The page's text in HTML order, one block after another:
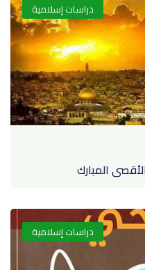
دراسات إسلامية
المبارك
دراسات إسلامية